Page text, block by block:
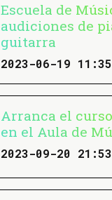
Escuela de
audiciones de
guitarra
2023-06-19
Arranca el
en el Aula de
2023-09-20